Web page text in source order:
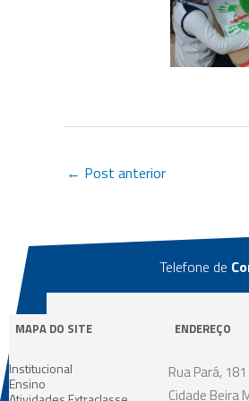
← Post anterior
Telefone de
MAPA DO SITE
Institucional
Ensino
ENDEREÇO
Rua Pará, 181
Cidade Beira